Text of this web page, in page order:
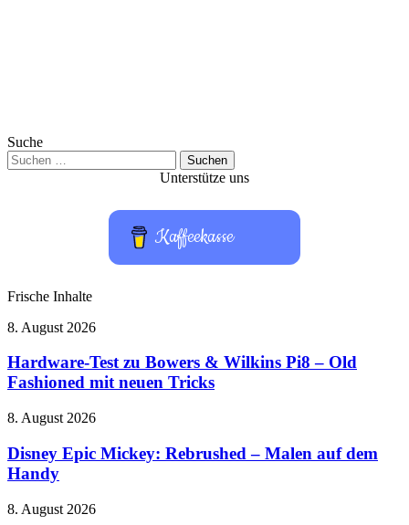
Suche
Suchen
nach:
Unterstütze uns
Kaffeekasse
Frische Inhalte
Hardware-
zu
Bowers
&
Pi8
Old
Fashioned
neuen
8. August 2026
Hardware-Test zu Bowers & Wilkins Pi8 – Old
Fashioned mit neuen Tricks
Disney
Mickey:
Rebrushed
–
auf
8. August 2026
Disney Epic Mickey: Rebrushed – Malen auf dem
Handy
Take-
8. August 2026